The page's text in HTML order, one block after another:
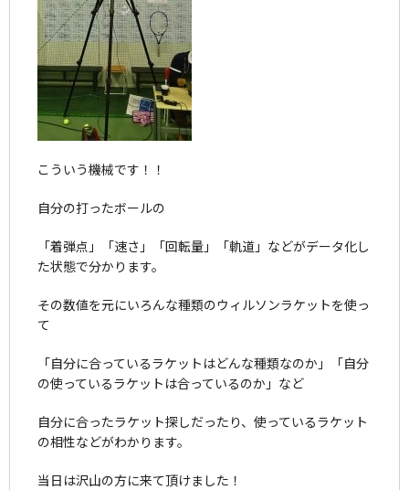
こういう機械です！！
自分の打ったボールの
「着弾点」「速さ」「回転量」「軌道」などがデータ化し
た状態で分かります。
その数値を元にいろんな種類のウィルソンラケットを使っ
て
「自分に合っているラケットはどんな種類なのか」「自分
の使っているラケットは合っているのか」など
自分に合ったラケット探しだったり、使っているラケット
の相性などがわかります。
当日は沢山の方に来て頂けました！